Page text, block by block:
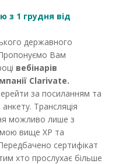
з 1 грудня від
державного
Пропонуємо Вам
вебінарів
Clarivate.
за посиланням та
Трансляція
можливо лише з
вище ХР та
сертифікат
хто прослухає більше